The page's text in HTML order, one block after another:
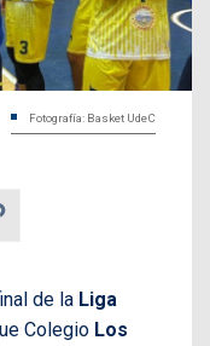
Fotografía: Basket UdeC
de la Liga
Colegio Los